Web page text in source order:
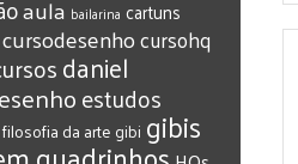
aula bailarina cartuns
cursodesenhocursohq
daniel
estudos
filosofia da arte gibi gibis